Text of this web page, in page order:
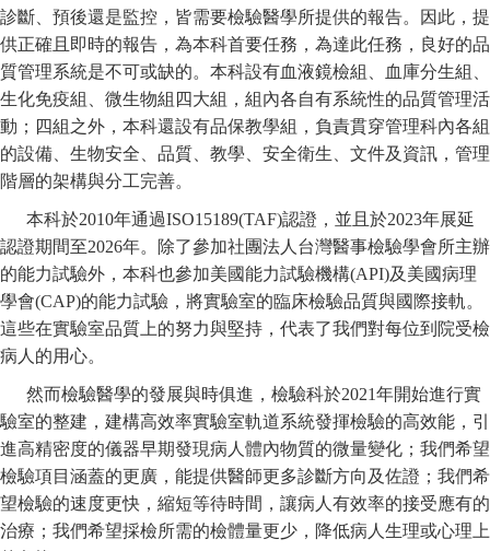
診斷、預後還是監控，皆需要檢驗醫學所提供的報告。因此，提
供正確且即時的報告，為本科首要任務，為達此任務，良好的品
質管理系統是不可或缺的。本科設有血液鏡檢組、血庫分生組、
生化免疫組、微生物組四大組，組內各自有系統性的品質管理活
動；四組之外，本科還設有品保教學組，負責貫穿管理科內各組
的設備、生物安全、品質、教學、安全衛生、文件及資訊，管理
階層的架構與分工完善。
本科於2010年通過ISO15189(TAF)認證，並且於2023年展延
認證期間至2026年。除了參加社團法人台灣醫事檢驗學會所主辦
的能力試驗外，本科也參加美國能力試驗機構(API)及美國病理
學會(CAP)的能力試驗，將實驗室的臨床檢驗品質與國際接軌。
這些在實驗室品質上的努力與堅持，代表了我們對每位到院受檢
病人的用心。
然而檢驗醫學的發展與時俱進，檢驗科於2021年開始進行實
驗室的整建，建構高效率實驗室軌道系統發揮檢驗的高效能，引
進高精密度的儀器早期發現病人體內物質的微量變化；我們希望
檢驗項目涵蓋的更廣，能提供醫師更多診斷方向及佐證；我們希
望檢驗的速度更快，縮短等待時間，讓病人有效率的接受應有的
治療；我們希望採檢所需的檢體量更少，降低病人生理或心理上